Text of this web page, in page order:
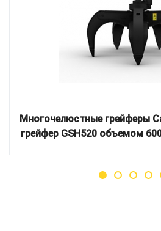
Многочелюстные грейферы
грейфер GSH520 объемом